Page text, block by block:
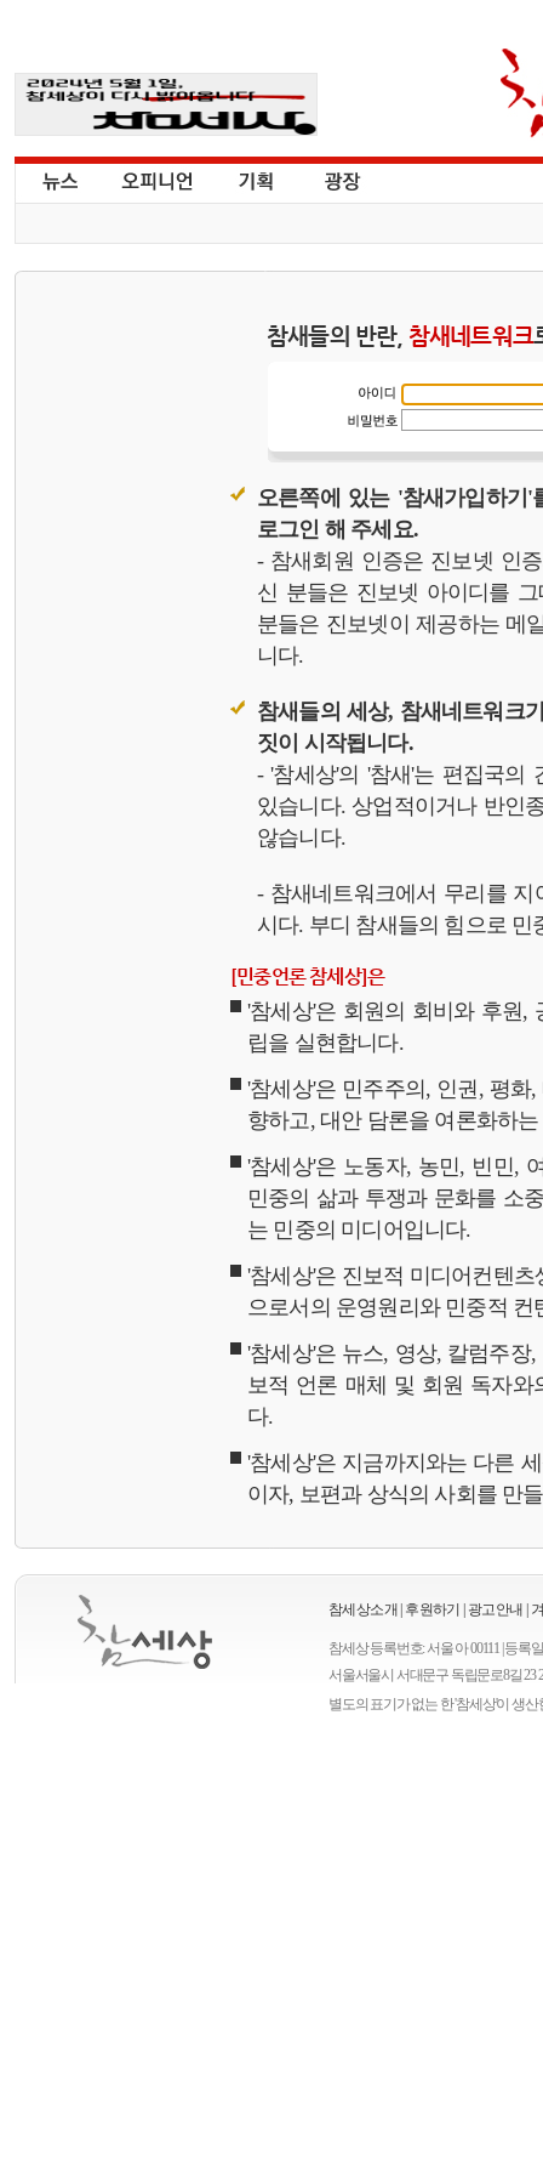
참새들의 반란, 참새네트워크
오른쪽에 있는 '참새가입하기
로그인 해 주세요.
- 참새회원 인증은 진보넷 인
신 분들은 진보넷 아이디를
분들은 진보넷이 제공하는 메
니다.
참새들의 세상, 참새네트워크
짓이 시작됩니다.
- '참세상'의 '참새'는 편집국의
있습니다. 상업적이거나 반인
않습니다.
- 참새네트워크에서 무리를
시다. 부디 참새들의 힘으로 민
[민중언론 참세상]은
'참세상'은 회원의 회비와 후원,
립을 실현합니다.
'참세상'은 민주주의, 인권, 평
향하고, 대안 담론을 여론화하
'참세상'은 노동자, 농민, 빈민,
민중의 삶과 투쟁과 문화를 소
는 민중의 미디어입니다.
'참세상'은 진보적 미디어컨텐
으로서의 운영원리와 민중적
'참세상'은 뉴스, 영상, 칼럼주
보적 언론 매체 및 회원 독자와
다.
'참세상'은 지금까지와는 다른
이자, 보편과 상식의 사회를 만
참세상소개 후원하기 광고안내
참세상 등록번호: 서울 아 00111 | 등록
서울서울시 서대문구 독립문로8길 23
별도의 표기가 없는 한 '참세상'이 생